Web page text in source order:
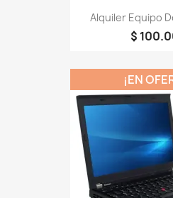
Alquiler Equipo
$
¡EN